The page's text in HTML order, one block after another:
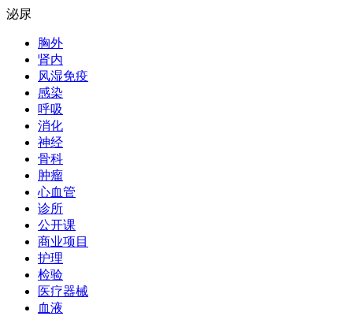
泌尿
胸外
肾内
风湿免疫
感染
呼吸
消化
神经
骨科
肿瘤
心血管
诊所
公开课
商业项目
护理
检验
医疗器械
血液